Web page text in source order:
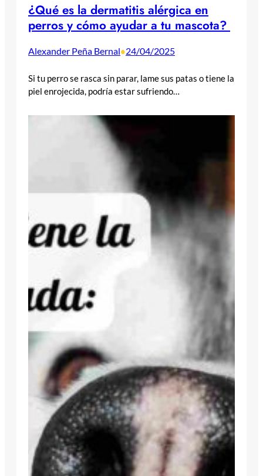
¿Qué es la dermatitis alérgica en
perros y cómo ayudar a tu mascota?
Alexander Peña Bernal•24/04/2025
Si tu perro se rasca sin parar, lame sus patas o tiene la
piel enrojecida, podría estar sufriendo…